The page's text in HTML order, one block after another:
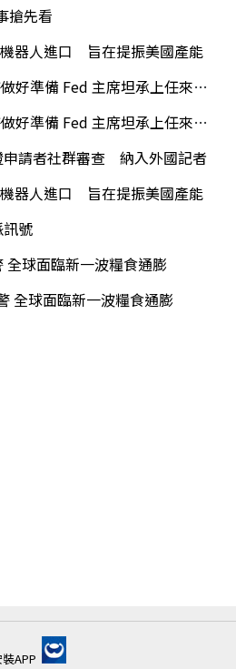
搶先看
機器人進口 旨在提振美國產能
備 Fed 主席坦承上任來犯了一些錯
備 Fed 主席坦承上任來犯了一些錯
申請者社群審查 納入外國記者
機器人進口 旨在提振美國產能
號
全球面臨新一波糧食通膨
全球面臨新一波糧食通膨
APP